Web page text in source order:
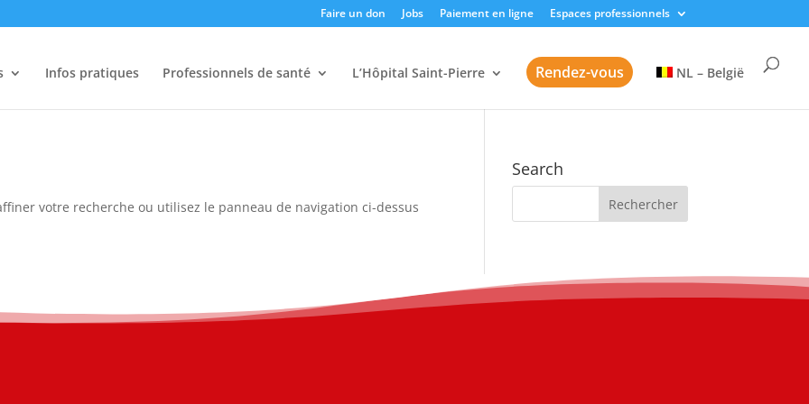
Faire un don Jobs Paiement en ligne Espaces professionnels
Infos pratiques Professionnels de santé L’Hôpital Saint-Pierre Rendez-vous NL – België
votre recherche ou utilisez le panneau de navigation ci-dessus
Search